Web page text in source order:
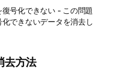
号化できない - この問題
できないデータを消去し
去方法